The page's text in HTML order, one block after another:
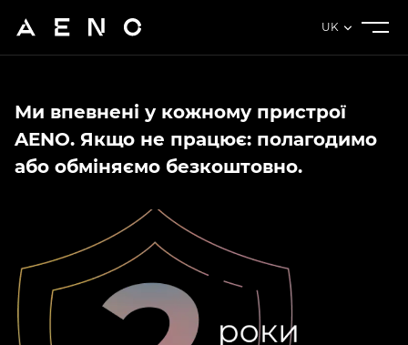
UK
Ми впевнені у кожному пристрої
AENO. Якщо не працює: полагодимо
або обміняємо безкоштовно.